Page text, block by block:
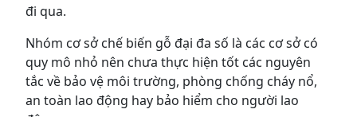
đi qua.
Nhóm cơ sở chế biến gỗ đại đa số là các cơ sở có
quy mô nhỏ nên chưa thực hiện tốt các nguyên
tắc về bảo vệ môi trường, phòng chống cháy nổ,
an toàn lao động hay bảo hiểm cho người lao